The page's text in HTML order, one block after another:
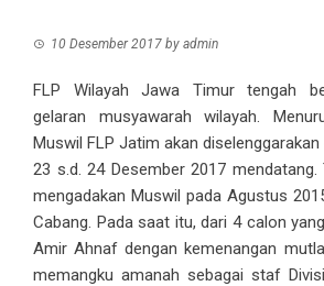
10 Desember 2017 by admin
FLP Wilayah Jawa Timur tengah
gelaran musyawarah wilayah.
Muswil FLP Jatim akan
23 s.d. 24 Desember 2017 mendatang.
mengadakan Muswil pada Agustus
Cabang. Pada saat itu, dari 4 calon
Amir Ahnaf dengan kemenangan
memangku amanah sebagai staf